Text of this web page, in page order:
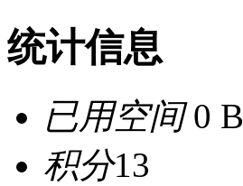
统计信息
已用空间0 B
积分13